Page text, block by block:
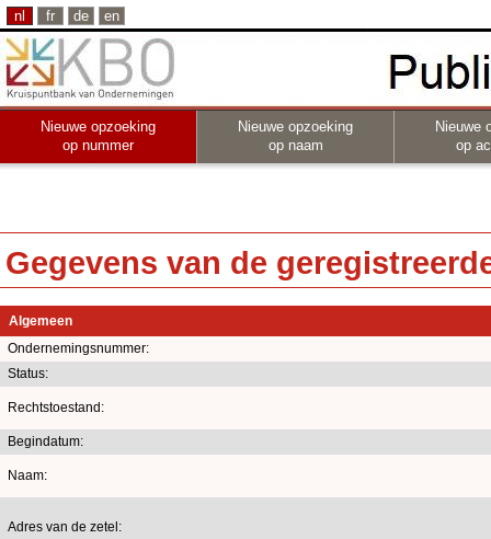
nl fr de en
Nieuwe opzoeking
op nummer
Nieuwe opzoeking
op naam
Nieuwe
op
Gegevens van de
Algemeen
Ondernemingsnummer:
Status:
Rechtstoestand:
Begindatum:
Naam:
Adres van de zetel: